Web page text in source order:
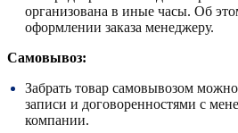
организована в иные часы. Об
оформлении заказа менеджеру.
Самовывоз:
Забрать товар самовывозом
записи и договоренностями с
компании.